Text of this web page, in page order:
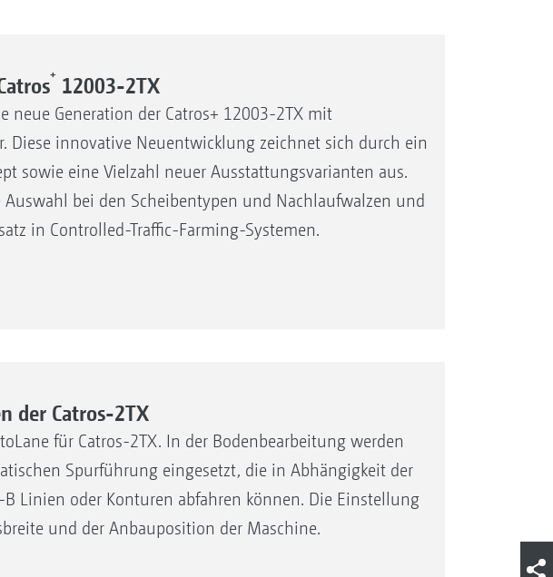
+ 12003-2TX
neue Generation der Catros+ 12003-2TX mit
Diese innovative Neuentwicklung zeichnet sich durch ein
sowie eine Vielzahl neuer Ausstattungsvarianten aus.
bei den Scheibentypen und Nachlaufwalzen und
in Controlled-Traffic-Farming-Systemen.
der Catros-2TX
für Catros-2TX. In der Bodenbearbeitung werden
Spurführung eingesetzt, die in Abhängigkeit der
Linien oder Konturen abfahren können. Die Einstellung
und der Anbauposition der Maschine.